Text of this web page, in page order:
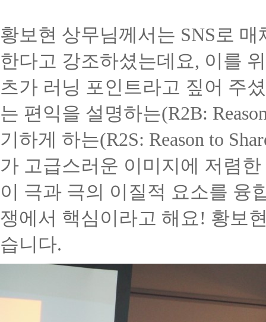
황보현 상무님께서는 SNS로 매
한다고 강조하셨는데요, 이를
츠가 러닝 포인트라고 짚어 주
는 편익을 설명하는(R2B:
기하게 하는(R2S: Reason to
가 고급스러운 이미지에 저렴
이 극과 극의 이질적 요소를 융
쟁에서 핵심이라고 해요 ! 황보
습니다.